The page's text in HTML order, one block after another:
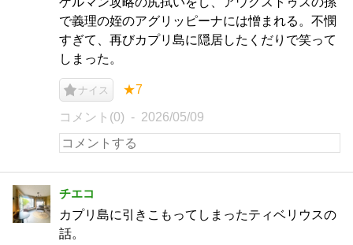
で義理の姪のアグリッピーナには憎まれる。不憫
すぎて、再びカプリ島に隠居したくだりで笑って
しまった。
ナイス ★7
コメント(0) 2026/05/09
チエコ
カプリ島に引きこもってしまったティベリウスの
話。